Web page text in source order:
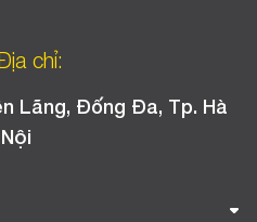
chỉ:
Lãng, Đống Đa, Tp. Hà
Nội